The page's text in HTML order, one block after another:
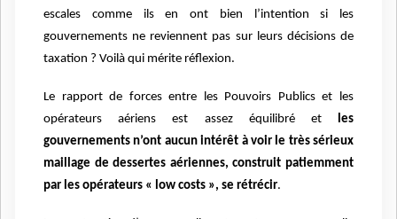
escales comme ils en ont bien l’intention si les
gouvernements ne reviennent pas sur leurs décisions de
taxation ? Voilà qui mérite réflexion.
Le rapport de forces entre les Pouvoirs Publics et les
opérateurs aériens est assez équilibré et
les
gouvernements n’ont aucun intérêt à voir le très sérieux
maillage de dessertes aériennes, construit patiemment
par les opérateurs « low costs », se rétrécir.